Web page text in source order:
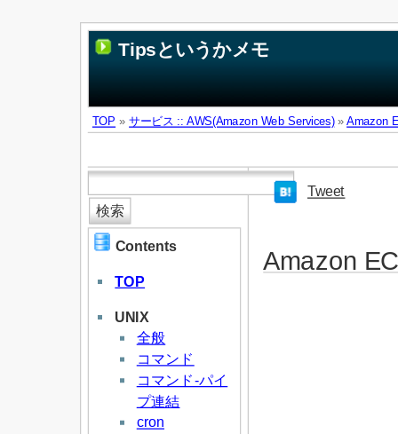
Tipsというかメモ
TOP »サービス :: AWS(Amazon Web Services)»Amazon
Contents
TOP
UNIX
全般
コマンド
コマンド-パイ
プ連結
cron
Tweet
Amazon